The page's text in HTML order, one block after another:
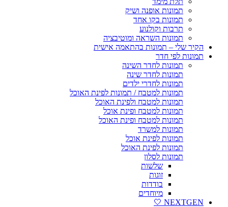
תמונות אופנה ושיק
תמונות בקו אחד
תרבות וקולנוע
תמונות השראה ומוטיבציה
הקיר שלי – תמונות בהתאמה אישית
תמונות לפי חדר
תמונות לחדר השינה
תמונות לחדר שינה
תמונות לחדרי ילדים
תמונות למטבח / תמונות לפינת האוכל
תמונות למטבח ולפינת האוכל
תמונות למטבח ופינת אוכל
תמונות למטבח ופינת האוכל
תמונות למשרד
תמונות לפינת אוכל
תמונות לפינת האוכל
תמונות לסלון
שלשות
זוגות
בודדות
מיוחדים
NEXTGEN 🤍